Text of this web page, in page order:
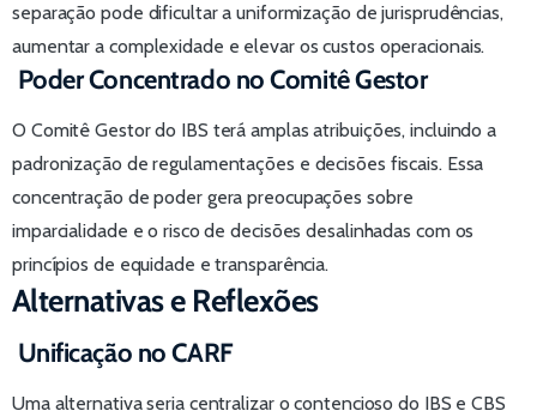
separação pode dificultar a uniformização de jurisprudências,
aumentar a complexidade e elevar os custos operacionais.
Poder Concentrado no Comitê Gestor
O Comitê Gestor do IBS terá amplas atribuições, incluindo a
padronização de regulamentações e decisões fiscais. Essa
concentração de poder gera preocupações sobre
imparcialidade e o risco de decisões desalinhadas com os
princípios de equidade e transparência.
Alternativas e Reflexões
Unificação no CARF
Uma alternativa seria centralizar o contencioso do IBS e CBS